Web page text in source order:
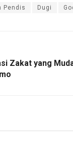
Pendis Dugi
Zakat yang